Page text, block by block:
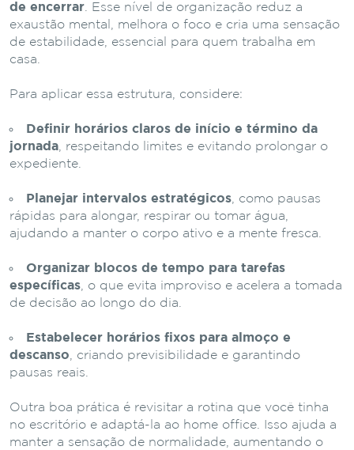
de encerrar . Esse nível de organização reduz a
exaustão mental, melhora o foco e cria uma sensação
de estabilidade, essencial para quem trabalha em
casa.
Para aplicar essa estrutura, considere:
Definir horários claros de início e término da
jornada , respeitando limites e evitando prolongar o
expediente.
Planejar intervalos estratégicos , como pausas
rápidas para alongar, respirar ou tomar água,
ajudando a manter o corpo ativo e a mente fresca.
Organizar blocos de tempo para tarefas
específicas , o que evita improviso e acelera a tomada
de decisão ao longo do dia.
Estabelecer horários fixos para almoço e
descanso , criando previsibilidade e garantindo
pausas reais.
Outra boa prática é revisitar a rotina que você tinha
no escritório e adaptá-la ao home office. Isso ajuda a
manter a sensação de normalidade, aumentando o